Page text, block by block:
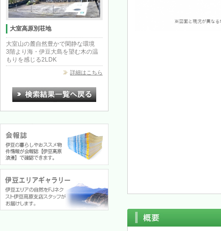
大室高原別荘地
大室山の麓自然豊かで閑静な環境
3階より海・伊豆大島を望む木の温
もりを感じる2LDK
詳細はこちら